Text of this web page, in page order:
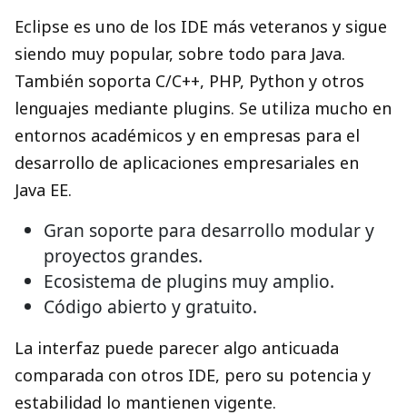
Eclipse es uno de los IDE más veteranos y sigue
siendo muy popular, sobre todo para Java.
También soporta C/C++, PHP, Python y otros
lenguajes mediante plugins. Se utiliza mucho en
entornos académicos y en empresas para el
desarrollo de aplicaciones empresariales en
Java EE.
Gran soporte para desarrollo modular y
proyectos grandes.
Ecosistema de plugins muy amplio.
Código abierto y gratuito.
La interfaz puede parecer algo anticuada
comparada con otros IDE, pero su potencia y
estabilidad lo mantienen vigente.